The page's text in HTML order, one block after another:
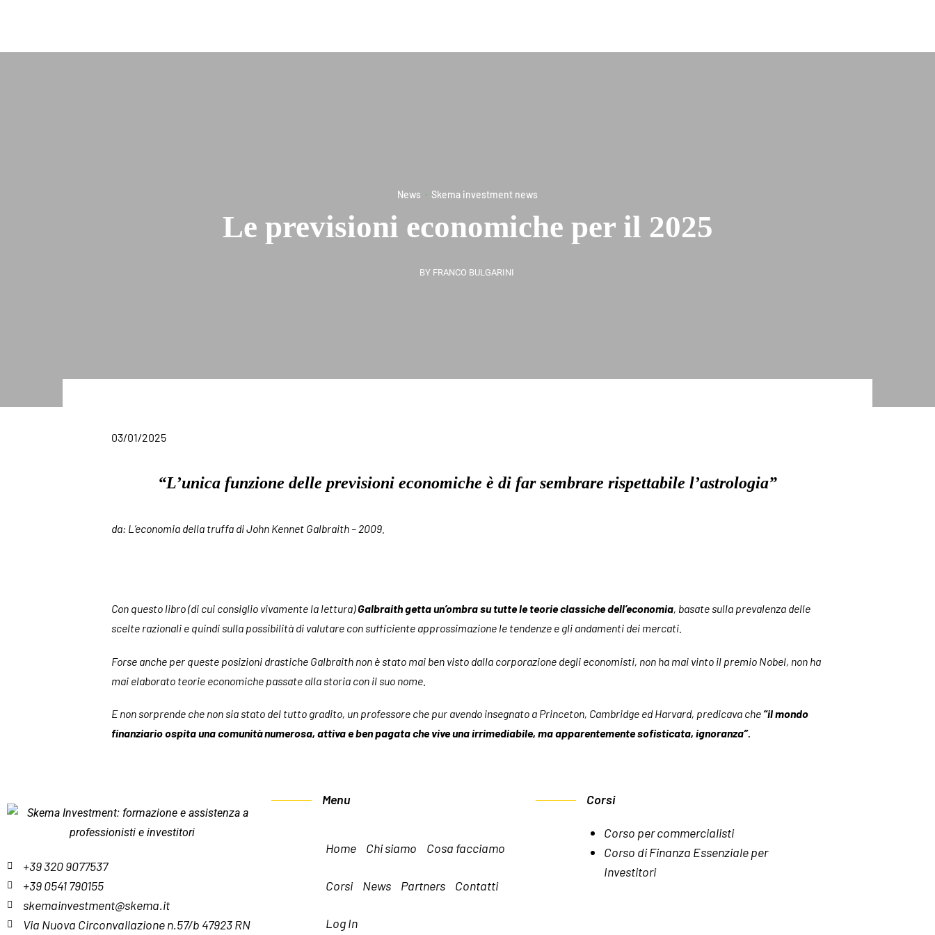
News · Skema investment news
Le previsioni economiche per il 2025
BY FRANCO BULGARINI
03/01/2025
“L’unica funzione delle previsioni economiche è di far sembrare rispettabile l’astrologia”
da: L’economia della truffa di John Kennet Galbraith – 2009.
Con questo libro (di cui consiglio vivamente la lettura)Galbraith getta un’ombra su tutte le teorie classiche dell’economia, basate sulla prevalenza delle
scelte razionali e quindi sulla possibilità di valutare con sufficiente approssimazione le tendenze e gli andamenti dei mercati.
Forse anche per queste posizioni drastiche Galbraith non è stato mai ben visto dalla corporazione degli economisti, non ha mai vinto il premio Nobel, non ha
mai elaborato teorie economiche passate alla storia con il suo nome.
E non sorprende che non sia stato del tutto gradito, un professore che pur avendo insegnato a Princeton, Cambridge ed Harvard, predicava che“il mondo
finanziario ospita una comunità numerosa, attiva e ben pagata che vive una irrimediabile, ma apparentemente sofisticata, ignoranza”.
+39 320 9077537
+39 0541 790155
skemainvestment@skema.it
Via Nuova Circonvallazione n.57/b 47923 RN
Menu
Home Chi siamo Cosa facciamo
Corsi News Partners Contatti
Log In
Corsi
Corso per commercialisti
Corso di Finanza Essenziale per
Investitori